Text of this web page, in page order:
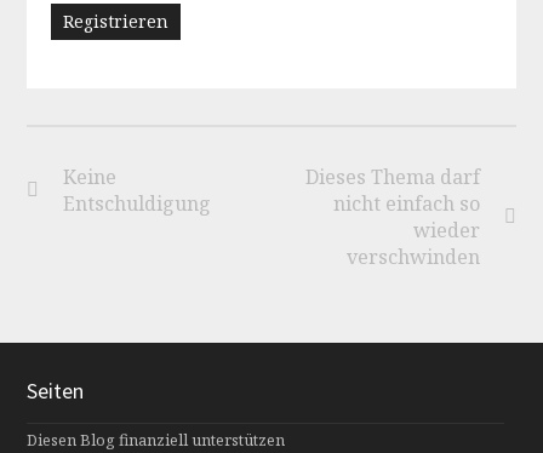
Keine
Entschuldigung
Dieses Thema darf
nicht einfach so
wieder
verschwinden
Seiten
Diesen Blog finanziell unterstützen